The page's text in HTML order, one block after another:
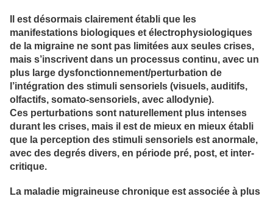
Il est désormais clairement établi que les
manifestations biologiques et électrophysiologiques
de la migraine ne sont pas limitées aux seules crises,
mais s’inscrivent dans un processus continu, avec un
plus large dysfonctionnement/perturbation de
l’intégration des stimuli sensoriels (visuels, auditifs,
olfactifs, somato-sensoriels, avec allodynie).
Ces perturbations sont naturellement plus intenses
durant les crises, mais il est de mieux en mieux établi
que la perception des stimuli sensoriels est anormale,
avec des degrés divers, en période pré, post, et inter-
critique.
La maladie migraineuse chronique est associée à plus